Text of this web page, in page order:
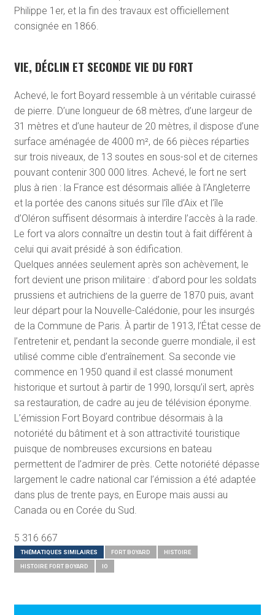
Philippe 1 er, et la fin des travaux est officiellement
consignée en 1866.
VIE, DÉCLIN ET SECONDE VIE DU FORT
Achevé, le fort Boyard ressemble à un véritable cuirassé
de pierre. D’une longueur de 68 mètres, d’une largeur de
31 mètres et d’une hauteur de 20 mètres, il dispose d’une
surface aménagée de 4000 m², de 66 pièces réparties
sur trois niveaux, de 13 soutes en sous-sol et de citernes
pouvant contenir 300 000 litres. Achevé, le fort ne sert
plus à rien : la France est désormais alliée à l’Angleterre
et la portée des canons situés sur l’île d’Aix et l’île
d’Oléron suffisent désormais à interdire l’accès à la rade.
Le fort va alors connaître un destin tout à fait différent à
celui qui avait présidé à son édification.
Quelques années seulement après son achèvement, le
fort devient une prison militaire : d’abord pour les soldats
prussiens et autrichiens de la guerre de 1870 puis, avant
leur départ pour la Nouvelle-Calédonie, pour les insurgés
de la Commune de Paris. À partir de 1913, l’État cesse de
l’entretenir et, pendant la seconde guerre mondiale, il est
utilisé comme cible d’entraînement. Sa seconde vie
commence en 1950 quand il est classé monument
historique et surtout à partir de 1990, lorsqu’il sert, après
sa restauration, de cadre au jeu de télévision éponyme.
L’émission Fort Boyard contribue désormais à la
notoriété du bâtiment et à son attractivité touristique
puisque de nombreuses excursions en bateau
permettent de l’admirer de près. Cette notoriété dépasse
largement le cadre national car l’émission a été adaptée
dans plus de trente pays, en Europe mais aussi au
Canada ou en Corée du Sud.
5 316 667
THÉMATIQUES SIMILAIRES FORT BOYARD HISTOIRE
HISTOIRE FORT BOYARD IO